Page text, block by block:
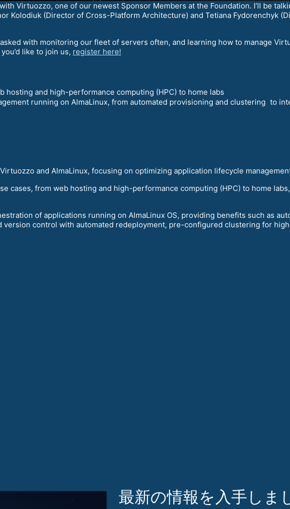
Virtuozzo, one of our newest Sponsor Members at the Foundation. I’ll be
Kolodiuk (Director of Cross-Platform Architecture) and Tetiana Fydorenchyk
with monitoring our fleet of servers often, and learning how to manage
like to join us, register here!
hosting and high-performance computing (HPC) to home labs
running on AlmaLinux, from automated provisioning and clustering to
and AlmaLinux, focusing on optimizing application lifecycle
cases, from web hosting and high-performance computing (HPC) to home
of applications running on AlmaLinux OS, providing benefits such as
control with automated redeployment, pre-configured clustering for
最新の情報を入手しま